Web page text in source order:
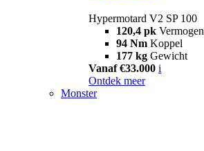
Hypermotard V2 SP 100
120,4 pk Vermogen
94 Nm Koppel
177 kg Gewicht
Vanaf €33.000 i
Ontdek meer
Monster